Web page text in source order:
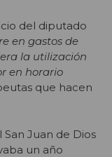
del diputado
en gastos de
la utilización
en horario
que hacen
San Juan de Dios
un año